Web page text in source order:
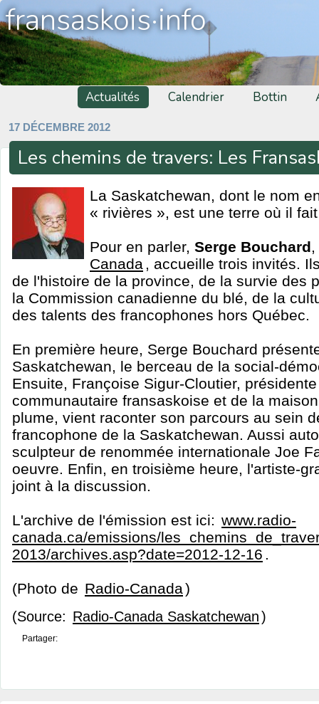
fransaskois·info
Actualités Calendrier Bottin
17 DÉCEMBRE 2012
Les chemins de travers: Les
La Saskatchewan, dont le nom
« rivières », est une terre où il
Pour en parler, Serge Bouchard
Canada , accueille trois invités.
de l'histoire de la province, de la survie des
la Commission canadienne du blé, de la
des talents des francophones hors Québec.
En première heure, Serge Bouchard
Saskatchewan, le berceau de la social-
Ensuite, Françoise Sigur-Cloutier,
communautaire fransaskoise et de la
plume, vient raconter son parcours au sein
francophone de la Saskatchewan. Aussi
sculpteur de renommée internationale Joe
oeuvre. Enfin, en troisième heure, l'artiste-
joint à la discussion.
L'archive de l'émission est ici: www.radio-
canada.ca/emissions/
2013/archives.asp?date=2012-12-16 .
(Photo de Radio-Canada)
(Source: Radio-Canada Saskatchewan)
Partager: